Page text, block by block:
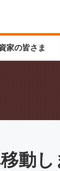
家の皆さま
動し